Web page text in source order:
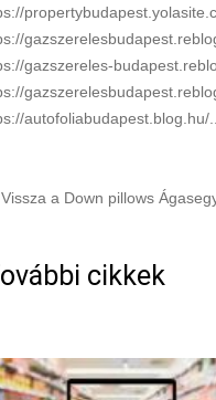
gazszereles-
autofoliabudapest.blog.hu/
a Down pillows
cikkek